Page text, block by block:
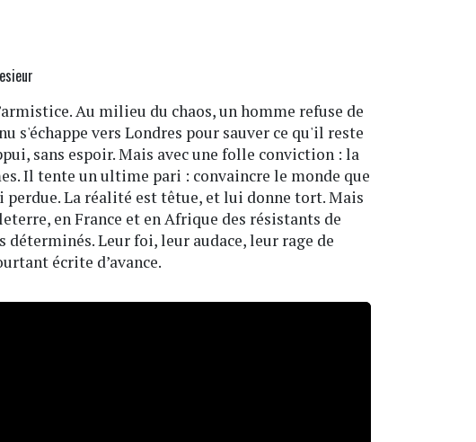
Au milieu du chaos, un homme refuse de
s'échappe vers Londres pour sauver ce qu'il reste
sans espoir. Mais avec une folle conviction : la
Il tente un ultime pari : convaincre le monde que
La réalité est têtue, et lui donne tort. Mais
en France et en Afrique des résistants de
Leur foi, leur audace, leur rage de
écrite d’avance.